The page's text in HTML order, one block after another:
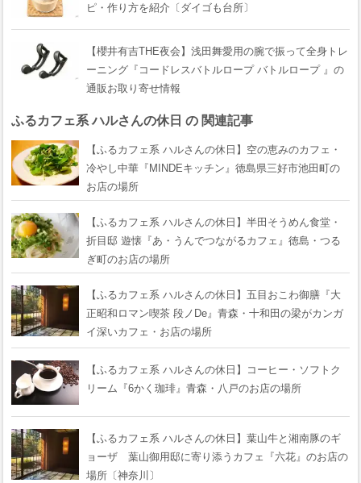
ピ・作り方を紹介〔ダイゴも台所〕
【櫻井有吉THE夜会】浅田舞愛用の腕で振って全身トレ
ーニング『コードレスバトルロープ バトルロープ 』の
通販お取り寄せ情報
ふるカフェ系 ハルさんの休日 の 関連記事
【ふるカフェ系 ハルさんの休日】空の恵みのカフェ・
冷やし中華『MINDEキッチン』徳島県三好市池田町の
お店の場所
【ふるカフェ系 ハルさんの休日】半田そうめん食堂・
折目邸 遊懐『あ・うんでつながるカフェ』徳島・つる
ぎ町のお店の場所
【ふるカフェ系 ハルさんの休日】五目おこわ御膳『大
正昭和ロマン喫茶 段ノDe』青森・十和田の梁がカンガ
イ深いカフェ・お店の場所
【ふるカフェ系 ハルさんの休日】コーヒー・ソフトク
リーム『6かく珈琲』青森・八戸のお店の場所
【ふるカフェ系 ハルさんの休日】葉山牛と湘南豚のギ
ョーザ 葉山御用邸に寄り添うカフェ『六花』のお店の
場所〔神奈川〕